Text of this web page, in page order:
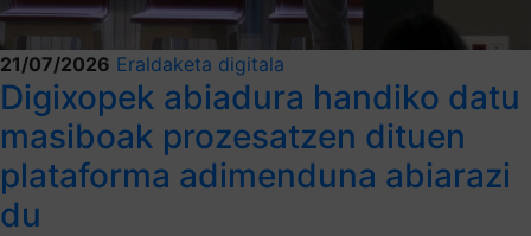
21/07/2026 Eraldaketa digitala
Digixopek abiadura handiko datu
masiboak prozesatzen dituen
plataforma adimenduna abiarazi
du